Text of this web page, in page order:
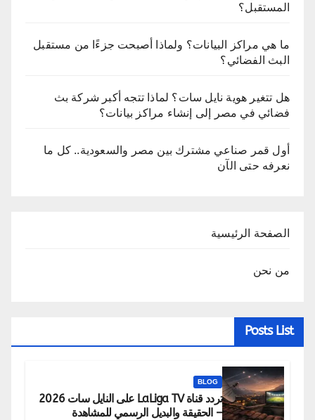
المستقبل؟
ما هي مراكز البيانات؟ ولماذا أصبحت جزءًا من مستقبل
البث الفضائي؟
هل تتغير هوية نايل سات؟ لماذا تتجه أكبر شركة بث
فضائي في مصر إلى إنشاء مراكز بيانات؟
أول قمر صناعي مشترك بين مصر والسعودية.. كل ما
نعرفه حتى الآن
الصفحة الرئيسية
من نحن
Posts List
BLOG
تردد قناة LaLiga TV على النايل سات 2026
– الحقيقة والبديل الرسمي للمشاهدة